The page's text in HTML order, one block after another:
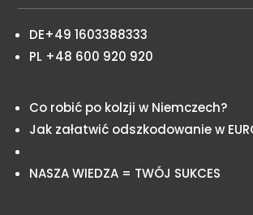
DE+49 1603388333
PL +48 600 920 920
Co robić po kolzji w Niemczech?
Jak załatwić odszkodowanie w
NASZA WIEDZA = TWÓJ SUKCES